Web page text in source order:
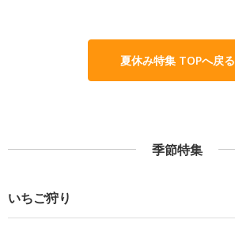
夏休み特集 TOPへ戻る
季節特集
いちご狩り